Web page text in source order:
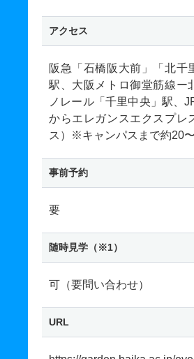
アクセス
阪急「石橋阪大前」「北千
駅、大阪メトロ御堂筋線ー
ノレール「千里中央」駅、
からエレガンスエクスプレ
ス）※キャンパスまで約20
事前予約
要
随時見学（※1）
可（要問い合わせ）
URL